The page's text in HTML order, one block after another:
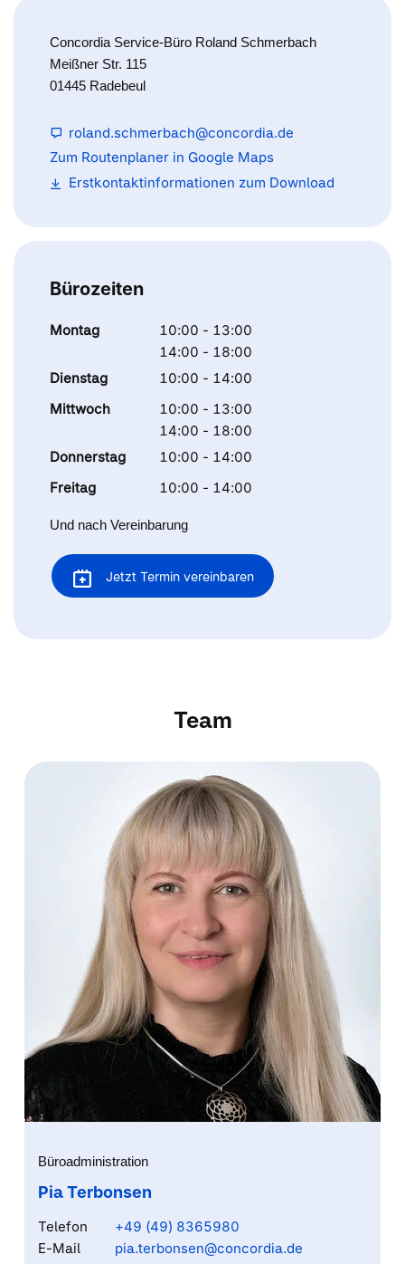
Concordia Service-Büro Roland Schmerbach
Meißner Str. 115
01445 Radebeul
roland.schmerbach@concordia.de
Zum Routenplaner in Google Maps
Erstkontaktinformationen zum Download
Bürozeiten
Montag
10:00 - 13:00
14:00 - 18:00
Dienstag
10:00 - 14:00
Mittwoch
10:00 - 13:00
14:00 - 18:00
Donnerstag
10:00 - 14:00
Freitag
10:00 - 14:00
Und nach Vereinbarung
Jetzt Termin vereinbaren
Team
Büroadministration
Pia Terbonsen
Telefon
+49 (49) 8365980
E-Mail
pia.terbonsen@concordia.de